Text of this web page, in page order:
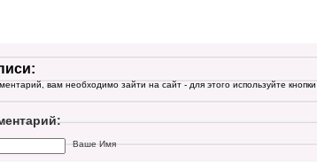
вам необходимо зайти на сайт - для этого используйте кнопки
Ваше Имя